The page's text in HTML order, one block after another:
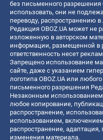
без письменного
использовать, они не
переводу, распространению
Редакция OBOZ.UA может не
изложенную в авторском
информации, размещенной в
ответственность несет
Запрещено использование
сайте, даже с указанием
логотипа OBOZ.UA или
письменного разрешения
Незаконным использованием
любое копирование,
распространение,
использованием, включением
распространение,
изменения материала.